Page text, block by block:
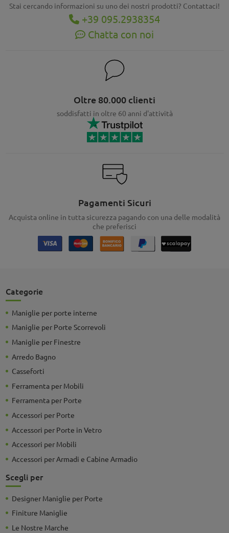
Stai cercando informazioni su uno dei nostri prodotti? Contattaci!
+39 095.2938354
Chatta con noi
Oltre 80.000 clienti
soddisfatti in oltre 60 anni d'attività
Pagamenti Sicuri
Acquista online in tutta sicurezza pagando con una delle modalità
che preferisci
Categorie
Maniglie per porte interne
Maniglie per Porte Scorrevoli
Maniglie per Finestre
Arredo Bagno
Casseforti
Ferramenta per Mobili
Ferramenta per Porte
Accessori per Porte
Accessori per Porte in Vetro
Accessori per Mobili
Accessori per Armadi e Cabine Armadio
Scegli per
Designer Maniglie per Porte
Finiture Maniglie
Le Nostre Marche